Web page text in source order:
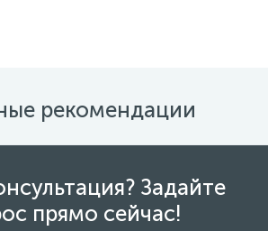
рекомендации
Задайте
прямо сейчас!